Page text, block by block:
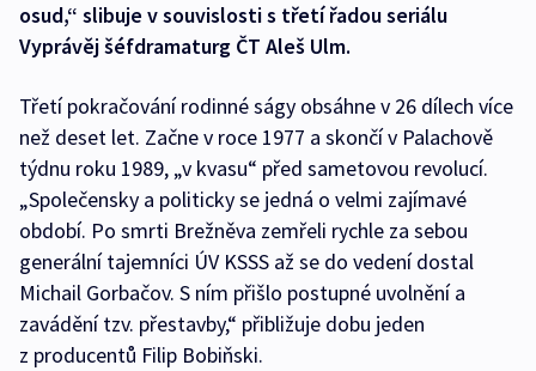
osud,“ slibuje v souvislosti s třetí řadou seriálu
Vyprávěj šéfdramaturg ČT Aleš Ulm.
Třetí pokračování rodinné ságy obsáhne v 26 dílech více
než deset let. Začne v roce 1977 a skončí v Palachově
týdnu roku 1989, „v kvasu“ před sametovou revolucí.
„Společensky a politicky se jedná o velmi zajímavé
období. Po smrti Brežněva zemřeli rychle za sebou
generální tajemníci ÚV KSSS až se do vedení dostal
Michail Gorbačov. S ním přišlo postupné uvolnění a
zavádění tzv. přestavby,“ přibližuje dobu jeden
z producentů Filip Bobiňski.